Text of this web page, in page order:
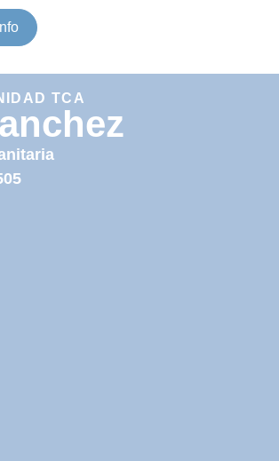
TCA